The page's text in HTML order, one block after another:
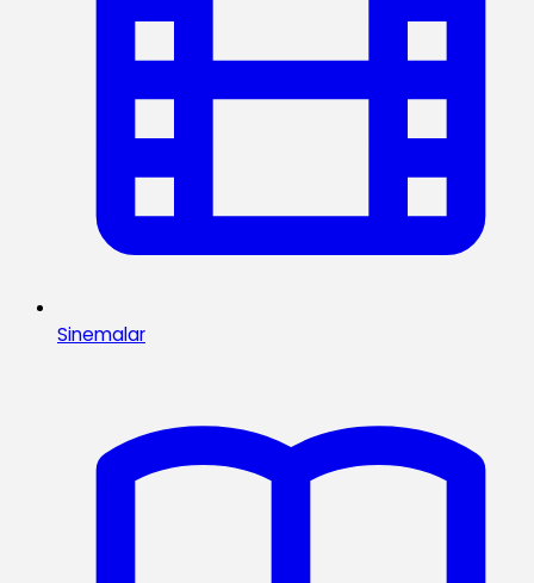
Sinemalar